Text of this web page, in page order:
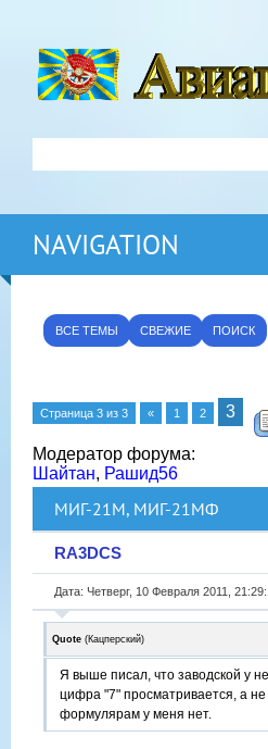
NAVIGATION
ВСЕ ТЕМЫ СВЕЖИЕ ПОИСК
Страница 3 из 3 « 1 2 3
Модератор форума:
Шайтан, Рашид56
МИГ-21М, МИГ-21МФ
RA3DCS
Дата: Четверг, 10 Февраля 2011,
Quote (Кацперский)
Я выше писал, что заводской у
цифра "7" просматривается, а
формулярам у меня нет.